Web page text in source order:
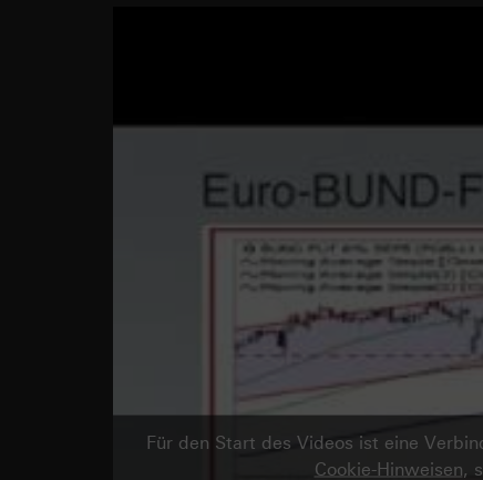
Für den Start des Videos ist eine
Cookie-Hinweisen,